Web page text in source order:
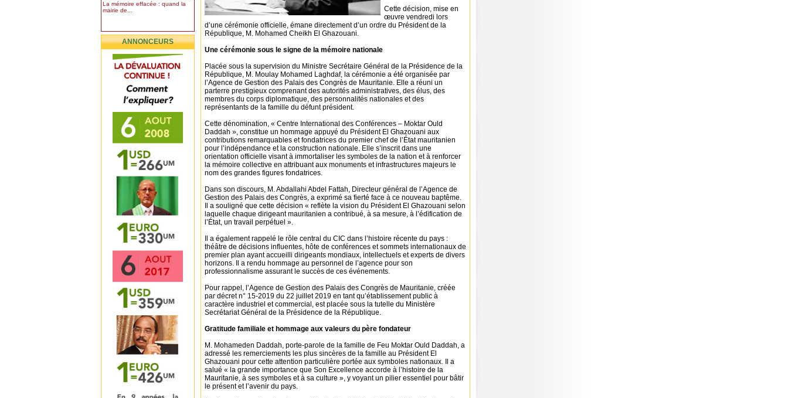
La mémoire effacée : quand la
mairie de...
ANNONCEURS
Cette décision, mise en
œuvre vendredi lors
d’une cérémonie officielle, émane directement d’un ordre du Président de la
République, M. Mohamed Cheikh El Ghazouani.
Une cérémonie sous le signe de la mémoire nationale
Placée sous la supervision du Ministre Secrétaire Général de la Présidence de la
République, M. Moulay Mohamed Laghdaf, la cérémonie a été organisée par
l’Agence de Gestion des Palais des Congrès de Mauritanie. Elle a réuni un
parterre prestigieux comprenant des autorités administratives, des élus, des
membres du corps diplomatique, des personnalités nationales et des
représentants de la famille du défunt président.
Cette dénomination, « Centre International des Conférences – Moktar Ould
Daddah », constitue un hommage appuyé du Président El Ghazouani aux
contributions remarquables et fondatrices du premier chef de l’État mauritanien
pour l’indépendance et la construction nationale. Elle s’inscrit dans une
orientation officielle visant à immortaliser les symboles de la nation et à renforcer
la mémoire collective en attribuant aux monuments et infrastructures majeurs le
nom des grandes figures fondatrices.
Dans son discours, M. Abdallahi Abdel Fattah, Directeur général de l’Agence de
Gestion des Palais des Congrès, a exprimé sa fierté face à ce nouveau baptême.
Il a souligné que cette décision « reflète la vision du Président El Ghazouani selon
laquelle chaque dirigeant mauritanien a contribué, à sa mesure, à l’édification de
l’État, un travail perpétuel ».
Il a également rappelé le rôle central du CIC dans l’histoire récente du pays :
théâtre de décisions influentes, hôte de conférences et sommets internationaux de
premier plan ayant accueilli dirigeants mondiaux, intellectuels et experts de divers
horizons. Il a rendu hommage au personnel de l’agence pour son
professionnalisme assurant le succès de ces événements.
Pour rappel, l’Agence de Gestion des Palais des Congrès de Mauritanie, créée
par décret n° 15-2019 du 22 juillet 2019 en tant qu’établissement public à
caractère industriel et commercial, est placée sous la tutelle du Ministère
Secrétariat Général de la Présidence de la République.
Gratitude familiale et hommage aux valeurs du père fondateur
M. Mohameden Daddah, porte-parole de la famille de Feu Moktar Ould Daddah, a
adressé les remerciements les plus sincères de la famille au Président El
Ghazouani pour cette attention particulière portée aux symboles nationaux. Il a
salué « la grande importance que Son Excellence accorde à l’histoire de la
Mauritanie, à ses symboles et à sa culture », y voyant un pilier essentiel pour bâtir
le présent et l’avenir du pays.